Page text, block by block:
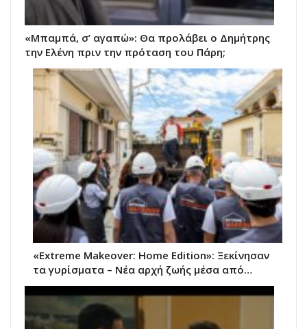
«Μπαμπά, σ’ αγαπώ»: Θα προλάβει ο Δημήτρης
την Ελένη πριν την πρόταση του Πάρη;
«Extreme Makeover: Home Edition»: Ξεκίνησαν
τα γυρίσματα – Νέα αρχή ζωής μέσα από…